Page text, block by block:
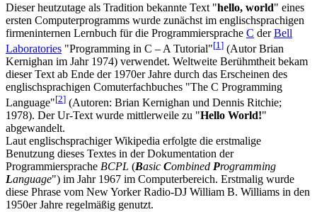
Dieser heutzutage als Tradition bekannte Text "hello, world" eines
ersten Computerprogramms wurde zunächst im englischsprachigen
firmeninternen Lernbuch für die Programmiersprache C derBell
Laboratories "Programming in C – A Tutorial"[1 ] (Autor Brian
Kernighan im Jahr 1974) verwendet. Weltweite Berühmtheit bekam
dieser Text ab Ende der 1970er Jahre durch das Erscheinen des
englischsprachigen Comuterfachbuches "The C Programming
Language"[2] (Autoren: Brian Kernighan und Dennis Ritchie;
1978). Der Ur-Text wurde mittlerweile zu "Hello World!"
abgewandelt.
Laut englischsprachiger Wikipedia erfolgte die erstmalige
Benutzung dieses Textes in der Dokumentation der
Programmiersprache BCPL (Basic Combined Programming
Language") im Jahr 1967 im Computerbereich. Erstmalig wurde
diese Phrase vom New Yorker Radio-DJ William B. Williams in den
1950er Jahre regelmäßig genutzt.